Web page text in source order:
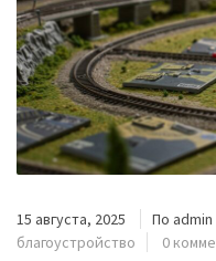
15 августа, 2025 По admin
благоустройство
0